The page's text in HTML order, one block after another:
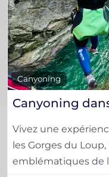
Canyoning
Vivez une
les Gorges du
emblématiques de